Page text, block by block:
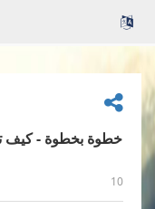
خطوة بخطوة - كيف
10